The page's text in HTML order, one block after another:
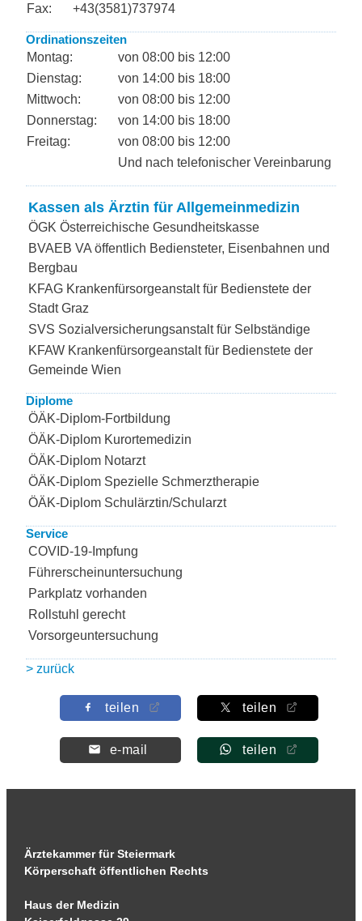
Fax:
+43(3581)737974
Ordinationszeiten
Montag:
von 08:00 bis 12:00
Dienstag:
von 14:00 bis 18:00
Mittwoch:
von 08:00 bis 12:00
Donnerstag:
von 14:00 bis 18:00
Freitag:
von 08:00 bis 12:00
Und nach telefonischer Vereinbarung
Kassen als Ärztin für Allgemeinmedizin
ÖGK Österreichische Gesundheitskasse
BVAEB VA öffentlich Bediensteter, Eisenbahnen und
Bergbau
KFAG Krankenfürsorgeanstalt für Bedienstete der
Stadt Graz
SVS Sozialversicherungsanstalt für Selbständige
KFAW Krankenfürsorgeanstalt für Bedienstete der
Gemeinde Wien
Diplome
ÖÄK-Diplom-Fortbildung
ÖÄK-Diplom Kurortemedizin
ÖÄK-Diplom Notarzt
ÖÄK-Diplom Spezielle Schmerztherapie
ÖÄK-Diplom Schulärztin/Schularzt
Service
COVID-19-Impfung
Führerscheinuntersuchung
Parkplatz vorhanden
Rollstuhl gerecht
Vorsorgeuntersuchung
> zurück
teilen teilen
e-mail teilen
Ärztekammer für Steiermark
Körperschaft öffentlichen Rechts
Haus der Medizin